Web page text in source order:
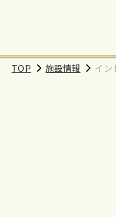
TOP 施設情報
イン